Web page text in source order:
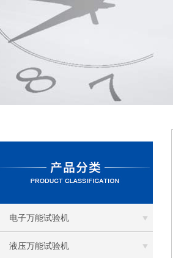
电子万能试验机
液压万能试验机